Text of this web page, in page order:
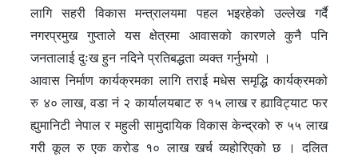
लागि सहरी विकास मन्त्रालयमा पहल भइरहेको उल्लेख गर्दै
नगरप्रमुख गुप्ताले यस क्षेत्रमा आवासको कारणले कुनै पनि
जनतालाई दुःख हुन नदिने प्रतिबद्धता व्यक्त गर्नुभयो ।
आवास निर्माण कार्यक्रमका लागि तराई मधेस समृद्धि कार्यक्रमको
रु ४० लाख, वडा नं २ कार्यालयबाट रु १५ लाख र ह्याविट्याट फर
ह्युमानिटी नेपाल र महुली सामुदायिक विकास केन्द्रको रु ५५ लाख
गरी कूल रु एक करोड १० लाख खर्च व्यहोरिएको छ । दलित